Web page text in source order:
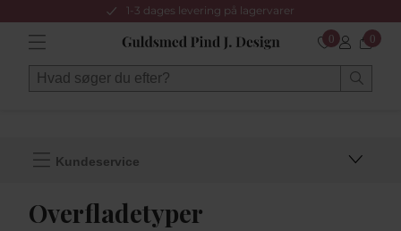
1-3 dages levering på lagervarer
0 0
Kundeservice
Overfladetyper